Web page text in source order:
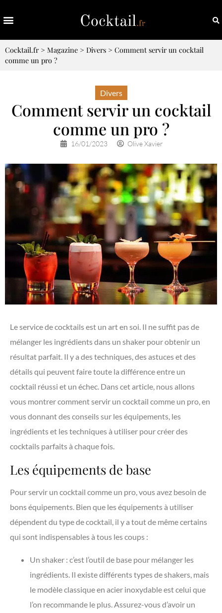
Cocktail.fr> Magazine > Divers > Comment servir un cocktail
comme un pro ?
Divers
Comment servir un cocktail
comme un pro ?
16/01/2023 Olive Xavier
Le service de cocktails est un art en soi. Il ne suffit pas de
mélanger les ingrédients dans un shaker pour obtenir un
résultat parfait. Il y a des techniques, des astuces et des
détails qui peuvent faire toute la différence entre un
cocktail réussi et un échec. Dans cet article, nous allons
vous montrer comment servir un cocktail comme un pro, en
vous donnant des conseils sur les équipements, les
ingrédients et les techniques à utiliser pour créer des
cocktails parfaits à chaque fois.
Les équipements de base
Pour servir un cocktail comme un pro, vous avez besoin de
bons équipements. Bien que les équipements à utiliser
dépendent du type de cocktail, il y a tout de même certains
qui sont indispensables à tous les coups :
Un shaker : c’est l’outil de base pour mélanger les
ingrédients. Il existe différents types de shakers, mais
le modèle classique en acier inoxydable est celui que
l’on recommande le plus. Assurez-vous d’avoir un